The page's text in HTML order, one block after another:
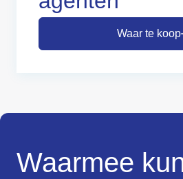
Waar te koop
Waarmee